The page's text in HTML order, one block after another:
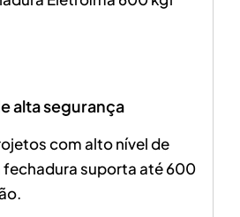
alta segurança
com alto nível de
fechadura suporta até 600